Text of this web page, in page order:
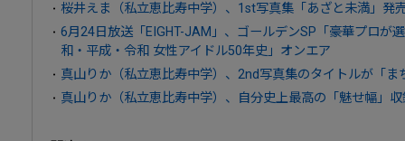
桜井えま（私立恵比寿中学）、1st写真集「あざと未満」発
6月24日放送「EIGHT-JAM」、ゴールデンSP「豪華プロが
和・平成・令和 女性アイドル50年史」オンエア
真山りか（私立恵比寿中学）、2nd写真集のタイトルが「ま
真山りか（私立恵比寿中学）、自分史上最高の「魅せ幅」